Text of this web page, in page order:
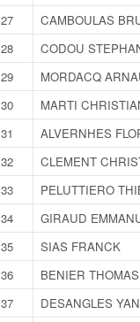
27
CAMBOULAS
28
CODOU
29
MORDACQ
30
MARTI
31
ALVERNHES
32
CLEMENT
33
PELUTTIERO
34
GIRAUD
35
SIAS FRANCK
36
BENIER THOMAS
37
DESANGLES